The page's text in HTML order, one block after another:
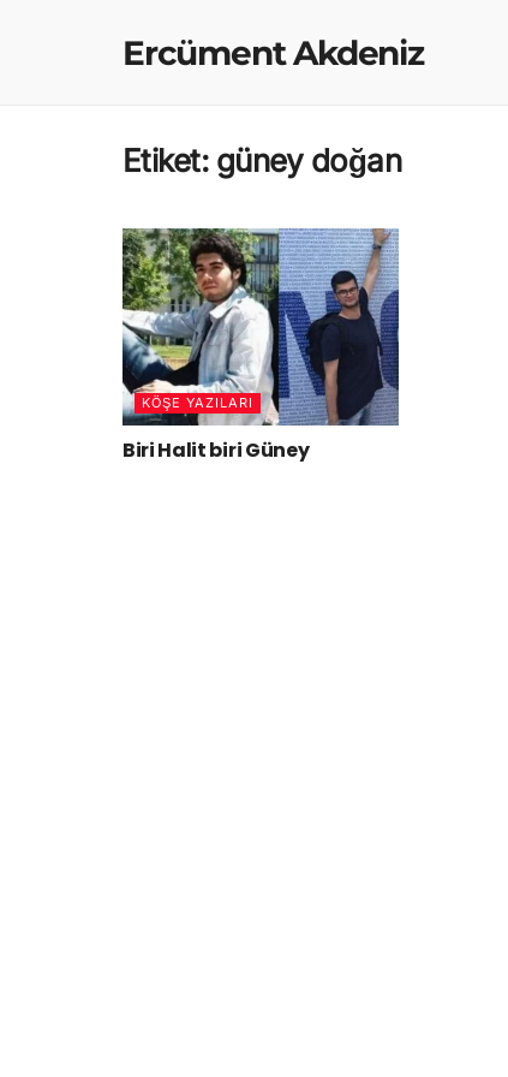
Ercüment Akdeniz
Etiket: güney doğan
KÖŞE YAZILARI
Biri Halit biri Güney